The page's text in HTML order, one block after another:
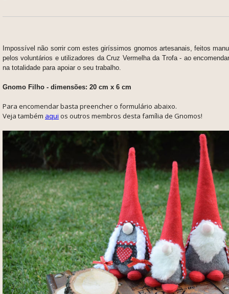
Impossível não sorrir com estes giríssimos gnomos artesanais, feitos
pelos voluntários e utilizadores da Cruz Vermelha da Trofa - ao
na totalidade para apoiar o seu trabalho.
Gnomo Filho - dimensões: 20 cm x 6 cm
Para encomendar basta preencher o formulário abaixo.
Veja também aqui os outros membros desta família de Gnomos!